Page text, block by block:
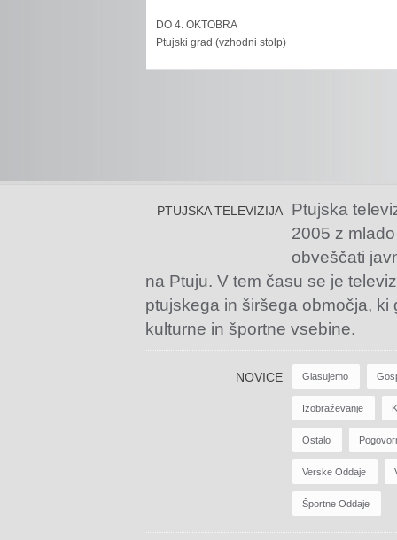
DO 4. OKTOBRA
Ptujski grad (vzhodni stolp)
PTUJSKA TELEVIZIJA
Ptujska
2005 z
obveščati
na Ptuju. V tem času se je
ptujskega in širšega območja,
kulturne in športne vsebine.
NOVICE Glasujemo
Izobraževanje
Ostalo
Verske Oddaje
Športne Oddaje